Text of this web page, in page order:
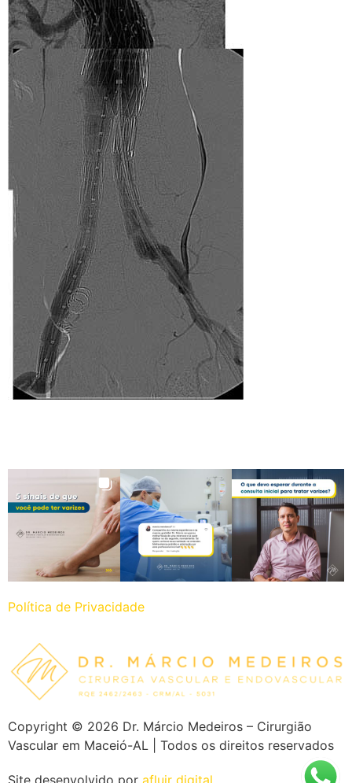
Política de Privacidade
Copyright © 2026 Dr. Márcio Medeiros – Cirurgião
Vascular em Maceió-AL | Todos os direitos reservados